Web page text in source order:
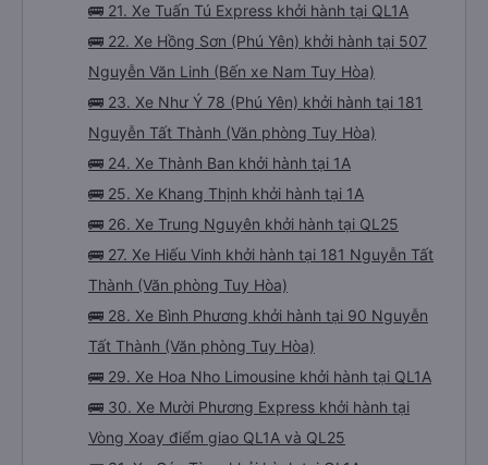
🚌 21. Xe Tuấn Tú Express khởi hành tại QL1A
🚌 22. Xe Hồng Sơn (Phú Yên) khởi hành tại 507
Nguyễn Văn Linh (Bến xe Nam Tuy Hòa)
🚌 23. Xe Như Ý 78 (Phú Yên) khởi hành tại 181
Nguyễn Tất Thành (Văn phòng Tuy Hòa)
🚌 24. Xe Thành Ban khởi hành tại 1A
🚌 25. Xe Khang Thịnh khởi hành tại 1A
🚌 26. Xe Trung Nguyên khởi hành tại QL25
🚌 27. Xe Hiếu Vinh khởi hành tại 181 Nguyễn Tất
Thành (Văn phòng Tuy Hòa)
🚌 28. Xe Bình Phương khởi hành tại 90 Nguyễn
Tất Thành (Văn phòng Tuy Hòa)
🚌 29. Xe Hoa Nho Limousine khởi hành tại QL1A
🚌 30. Xe Mười Phương Express khởi hành tại
Vòng Xoay điểm giao QL1A và QL25